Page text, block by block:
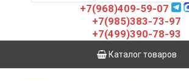
+7(968)409-59-07
+7(985)383-73-97
+7(499)390-78-93
Каталог товаров